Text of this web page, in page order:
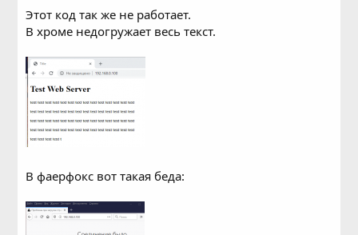
Этот код так же не работает.
В хроме недогружает весь текст.
В фаерфокс вот такая беда: